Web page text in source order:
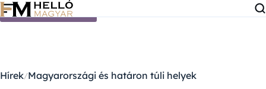
Ugrás a tartalomra
Hírek Magyarországi és határon túli helyek